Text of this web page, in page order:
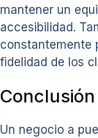
mantener un
accesibilidad.
constantemente
fidelidad de los
Conclusión
Un negocio a